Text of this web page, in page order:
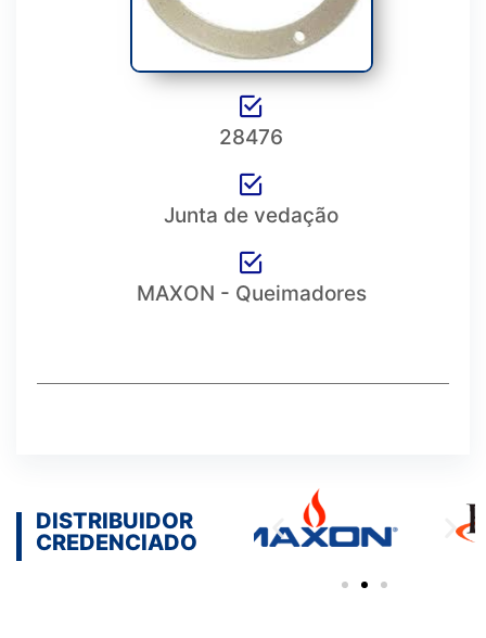
28476
Junta de vedação
MAXON - Queimadores
DISTRIBUIDOR
CREDENCIADO